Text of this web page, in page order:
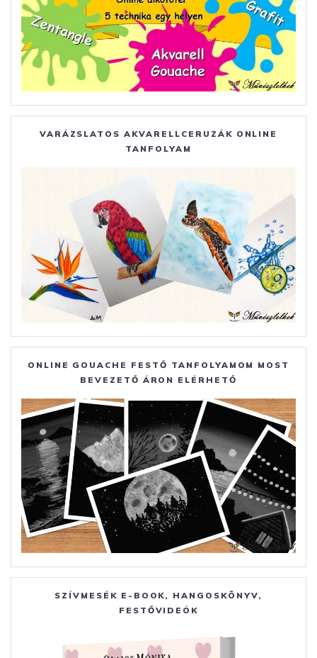
VARÁZSLATOS AKVARELLCERUZÁK ONLINE
TANFOLYAM
ONLINE GOUACHE FESTŐ TANFOLYAMOM MOST
BEVEZETŐ ÁRON ELÉRHETŐ
SZÍVMESÉK E-BOOK, HANGOSKÖNYV,
FESTŐVIDEÓK